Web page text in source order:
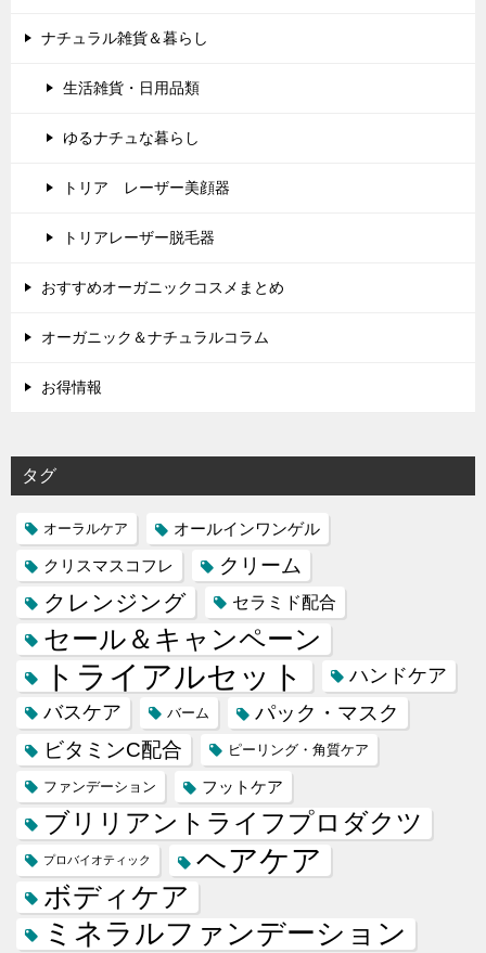
ナチュラル雑貨＆暮らし
生活雑貨・日用品類
ゆるナチュな暮らし
トリア レーザー美顔器
トリアレーザー脱毛器
おすすめオーガニックコスメまとめ
オーガニック＆ナチュラルコラム
お得情報
タグ
オーラルケア
オールインワンゲル
クリスマスコフレ
クリーム
クレンジング セラミド配合
セール＆キャンペーン
トライアルセット
ハンドケア
バスケア
バーム
パック・マスク
ビタミンC配合
ピーリング・角質ケア
ファンデーション フットケア
ブリリアントライフプロダクツ
プロバイオティック ヘアケア
ボディケア
ミネラルファンデーション